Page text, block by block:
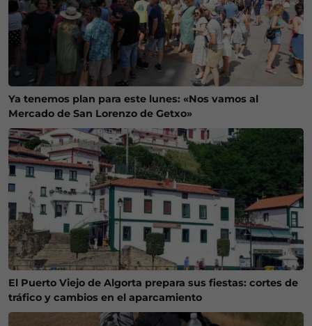
Ya tenemos plan para este lunes: «Nos vamos al
Mercado de San Lorenzo de Getxo»
El Puerto Viejo de Algorta prepara sus fiestas: cortes de
tráfico y cambios en el aparcamiento